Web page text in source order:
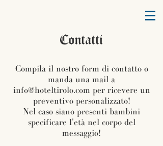
Contatti
Compila il nostro form di contatto o
manda una mail a
info@hoteltirolo.com per ricevere un
preventivo personalizzato!
Nel caso siano presenti bambini
specificare l'età nel corpo del
messaggio!